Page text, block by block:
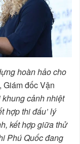
hoàn hảo cho
Giám đốc Vận
khung cảnh nhiệt
hợp thi đấu’ lý
kết hợp giữa thử
Phú Quốc đang